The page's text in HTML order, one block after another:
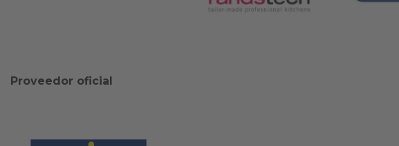
Proveedor oficial